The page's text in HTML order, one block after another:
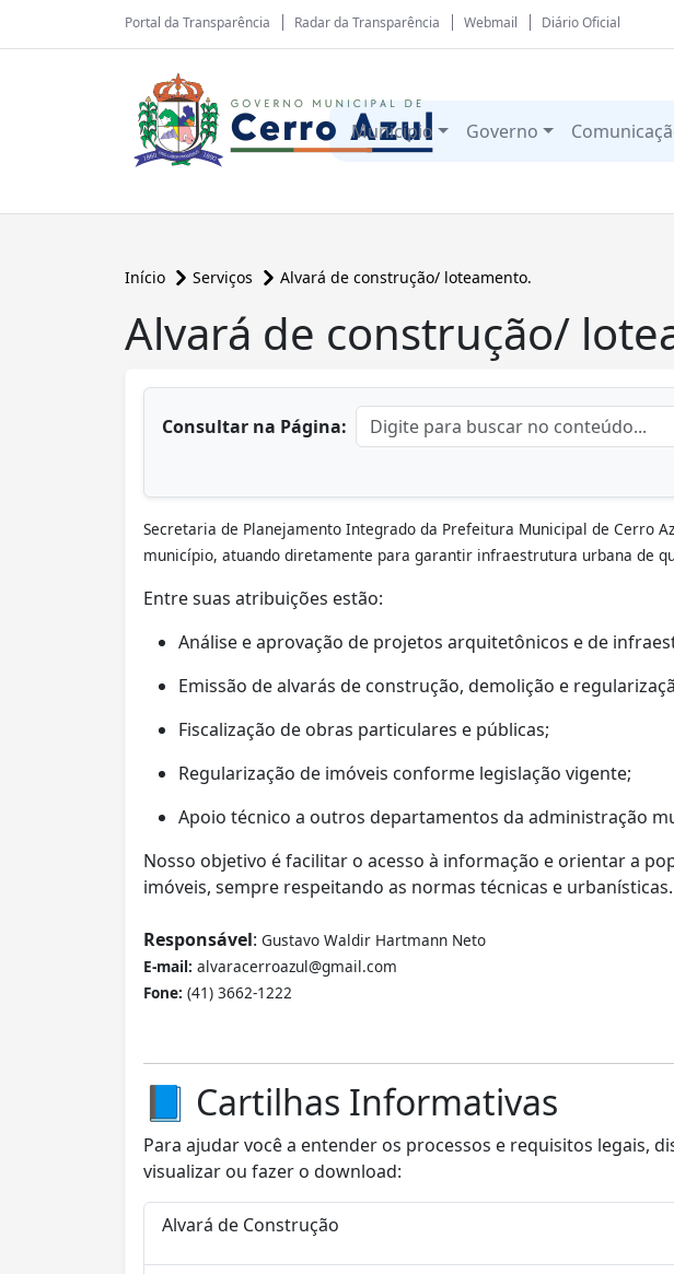
Portal da Transparência Radar da Transparência Webmail Diário Oficial
Município Governo
Início Serviços Alvará de construção/ loteamento.
conteúdo principalAlvará de construção/
Consultar na Página:
Secretaria de Planejamento Integrado da Prefeitura Municipal de Cerro
município, atuando diretamente para garantir infraestrutura urbana de
Entre suas atribuições estão:
Análise e aprovação de projetos arquitetônicos e de
Emissão de alvarás de construção, demolição e
Fiscalização de obras particulares e públicas;
Regularização de imóveis conforme legislação vigente;
Apoio técnico a outros departamentos da administração
Nosso objetivo é facilitar o acesso à informação e orientar a
imóveis, sempre respeitando as normas técnicas e urbanísticas.
Responsável: Gustavo Waldir Hartmann Neto
E-mail: alvaracerroazul@gmail.com
Fone: (41) 3662-1222
📘 Cartilhas Informativas
Para ajudar você a entender os processos e requisitos legais,
visualizar ou fazer o download:
Alvará de Construção